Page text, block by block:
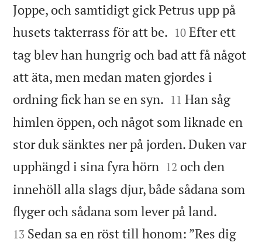
Joppe, och samtidigt gick Petrus upp på
husets takterrass för att be. 

10 Efter ett
tag blev han hungrig och bad att få något
att äta, men medan maten gjordes i
ordning fick han se en syn. 

11 Han såg
himlen öppen, och något som liknade en
stor duk sänktes ner på jorden. Duken var
upphängd i sina fyra hörn 

12 och den
innehöll alla slags djur, både sådana som
flyger och sådana som lever på land.
13 Sedan sa en röst till honom: ”Res dig